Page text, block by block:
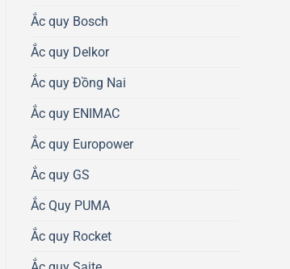
Ắc quy Bosch
Ắc quy Delkor
Ắc quy Đồng Nai
Ắc quy ENIMAC
Ắc quy Europower
Ắc quy GS
Ắc Quy PUMA
Ắc quy Rocket